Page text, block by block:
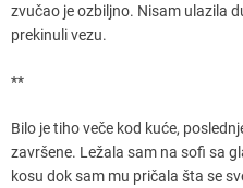
zvučao je ozbiljno. Nisam ulazila
prekinuli vezu.
**
Bilo je tiho veče kod kuće,
završene. Ležala sam na sofi sa
kosu dok sam mu pričala šta se